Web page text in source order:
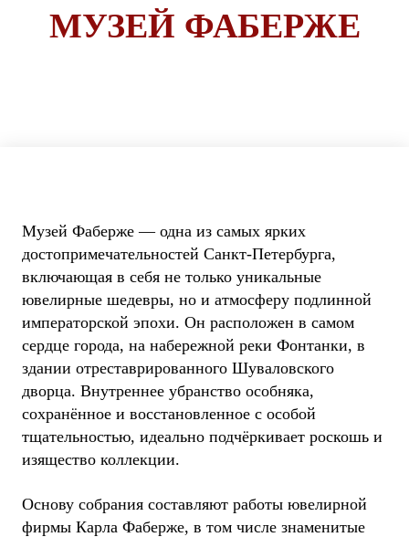
МУЗЕЙ ФАБЕРЖЕ
Музей Фаберже — одна из самых ярких
достопримечательностей Санкт-Петербурга,
включающая в себя не только уникальные
ювелирные шедевры, но и атмосферу подлинной
императорской эпохи. Он расположен в самом
сердце города, на набережной реки Фонтанки, в
здании отреставрированного Шуваловского
дворца. Внутреннее убранство особняка,
сохранённое и восстановленное с особой
тщательностью, идеально подчёркивает роскошь и
изящество коллекции.
Основу собрания составляют работы ювелирной
фирмы Карла Фаберже, в том числе знаменитые